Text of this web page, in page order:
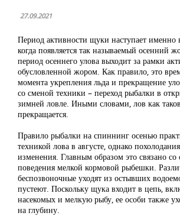
27.09.2021
Период активности щуки наступает именно
когда появляется так называемый осенний
период осеннего улова выходит за рамки
обусловленной жором. Как правило, это
момента укрепления льда и прекращение
со сменой техники – переход рыбалки в
зимней ловле. Иными словами, лов как
прекращается.
Правило рыбалки на спиннинг осенью
техникой лова в августе, однако
изменения. Главным образом это связано со
поведения мелкой кормовой рыбешки.
беспозвоночные уходят из остывших
пустеют. Поскольку щука входит в цепь,
насекомых и мелкую рыбу, ее особи также
на глубину.